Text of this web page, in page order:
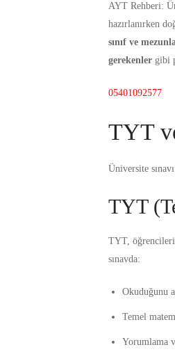
AYT Rehberi:
hazırlanırken
sınıf ve
gerekenlergibi
05401092577
TYT
Üniversite
TYT
TYT,
sınavda:
Okuduğunu
Temel
Yorumlama